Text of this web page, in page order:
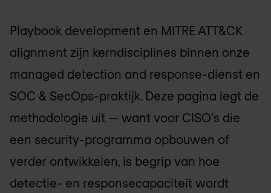
Playbook development en MITRE ATT&CK
alignment zijn kerndisciplines binnen onze
managed detection and response-dienst en
SOC & SecOps-praktijk. Deze pagina legt de
methodologie uit — want voor CISO's die
een security-programma opbouwen of
verder ontwikkelen, is begrip van hoe
detectie- en responsecapaciteit wordt